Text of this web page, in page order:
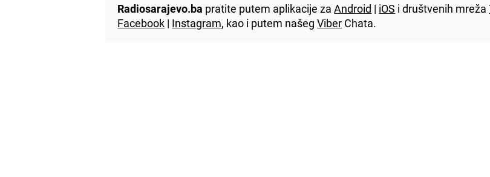
Radiosarajevo.ba pratite putem aplikacije zaAndroid | iOS i društvenih mreža
Facebook | Instagram, kao i putem našegViber Chata.